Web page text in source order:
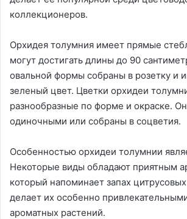
коллекционеров.
Орхидея толумния имеет прямые
могут достигать длины до 90
овальной формы собраны в розетку и
зеленый цвет. Цветки орхидеи
разнообразные по форме и окраске.
одиночными или собраны в соцветия.
Особенностью орхидеи толумнии
Некоторые виды обладают приятным
который напоминает запах
делает их особенно
ароматных растений.